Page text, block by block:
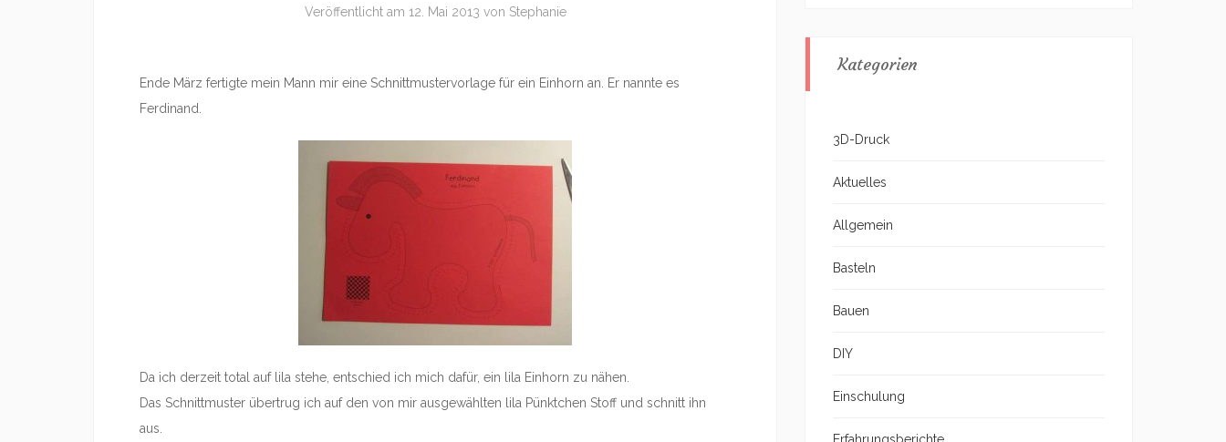
Veröffentlicht am 12. Mai 2013 von Stephanie
Ende März fertigte mein Mann mir eine Schnittmustervorlage für ein Einhorn an. Er nannte es
Ferdinand.
Da ich derzeit total auf lila stehe, entschied ich mich dafür, ein lila Einhorn zu nähen.
Das Schnittmuster übertrug ich auf den von mir ausgewählten lila Pünktchen Stoff und schnitt ihn
aus.
Kategorien
3D-Druck
Aktuelles
Allgemein
Basteln
Bauen
DIY
Einschulung